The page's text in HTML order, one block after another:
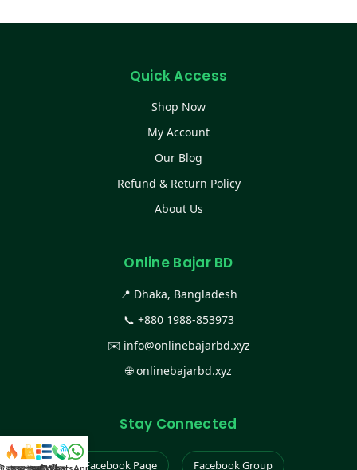
Quick Access
Shop Now
My Account
Our Blog
Refund & Return Policy
About Us
Online Bajar BD
📍 Dhaka, Bangladesh
📞 +880 1988-853973
✉️ info@onlinebajarbd.xyz
🌐onlinebajarbd.xyz
Stay Connected
Facebook Page Facebook Group